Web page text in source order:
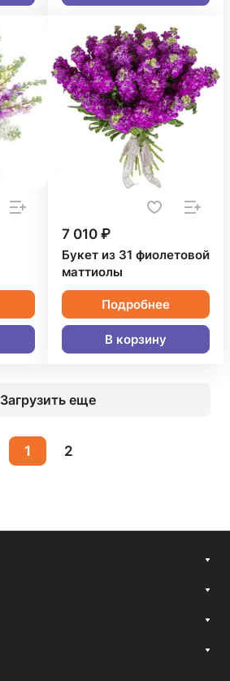
7 010 ₽
Букет из 31 фиолетовой
маттиолы
Подробнее
В корзину
Загрузить еще
1 2